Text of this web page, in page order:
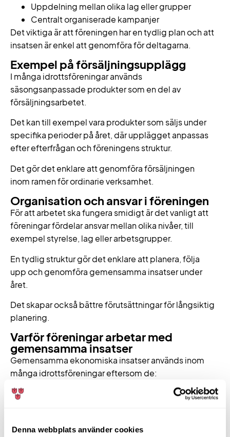
Denna webbplats använder cookies
Uppdelning mellan olika lag eller grupper
Centralt organiserade kampanjer
Det viktiga är att föreningen har en tydlig plan och att
insatsen är enkel att genomföra för deltagarna.
Exempel på försäljningsupplägg
I många idrottsföreningar används
säsongsanpassade produkter som en del av
försäljningsarbetet.
Det kan till exempel vara produkter som säljs under
specifika perioder på året, där upplägget anpassas
efter efterfrågan och föreningens struktur.
Det gör det enklare att genomföra försäljningen
inom ramen för ordinarie verksamhet.
Organisation och ansvar i föreningen
För att arbetet ska fungera smidigt är det vanligt att
föreningar fördelar ansvar mellan olika nivåer, till
exempel styrelse, lag eller arbetsgrupper.
En tydlig struktur gör det enklare att planera, följa
upp och genomföra gemensamma insatser under
året.
Det skapar också bättre förutsättningar för långsiktig
planering.
Varför föreningar arbetar med
gemensamma insatser
Gemensamma ekonomiska insatser används inom
många idrottsföreningar eftersom de:
tid